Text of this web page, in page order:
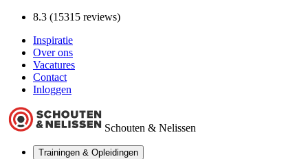
8.3 (15315 reviews)
Inspiratie
Over ons
Vacatures
Contact
Inloggen
Schouten & Nelissen
Trainingen & Opleidingen